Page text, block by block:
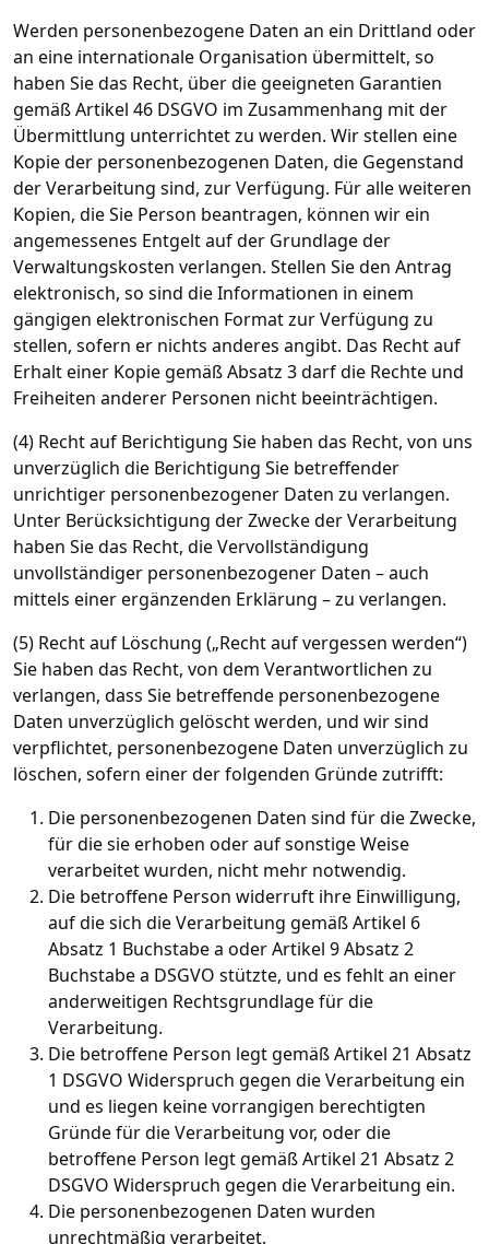
Werden personenbezogene Daten an ein Drittland oder
an eine internationale Organisation übermittelt, so
haben Sie das Recht, über die geeigneten Garantien
gemäß Artikel 46 DSGVO im Zusammenhang mit der
Übermittlung unterrichtet zu werden. Wir stellen eine
Kopie der personenbezogenen Daten, die Gegenstand
der Verarbeitung sind, zur Verfügung. Für alle weiteren
Kopien, die Sie Person beantragen, können wir ein
angemessenes Entgelt auf der Grundlage der
Verwaltungskosten verlangen. Stellen Sie den Antrag
elektronisch, so sind die Informationen in einem
gängigen elektronischen Format zur Verfügung zu
stellen, sofern er nichts anderes angibt. Das Recht auf
Erhalt einer Kopie gemäß Absatz 3 darf die Rechte und
Freiheiten anderer Personen nicht beeinträchtigen.
(4) Recht auf Berichtigung Sie haben das Recht, von uns
unverzüglich die Berichtigung Sie betreffender
unrichtiger personenbezogener Daten zu verlangen.
Unter Berücksichtigung der Zwecke der Verarbeitung
haben Sie das Recht, die Vervollständigung
unvollständiger personenbezogener Daten – auch
mittels einer ergänzenden Erklärung – zu verlangen.
(5) Recht auf Löschung („Recht auf vergessen werden“)
Sie haben das Recht, von dem Verantwortlichen zu
verlangen, dass Sie betreffende personenbezogene
Daten unverzüglich gelöscht werden, und wir sind
verpflichtet, personenbezogene Daten unverzüglich zu
löschen, sofern einer der folgenden Gründe zutrifft:
Die personenbezogenen Daten sind für die Zwecke,
für die sie erhoben oder auf sonstige Weise
verarbeitet wurden, nicht mehr notwendig.
Die betroffene Person widerruft ihre Einwilligung,
auf die sich die Verarbeitung gemäß Artikel 6
Absatz 1 Buchstabe a oder Artikel 9 Absatz 2
Buchstabe a DSGVO stützte, und es fehlt an einer
anderweitigen Rechtsgrundlage für die
Verarbeitung.
Die betroffene Person legt gemäß Artikel 21 Absatz
1 DSGVO Widerspruch gegen die Verarbeitung ein
und es liegen keine vorrangigen berechtigten
Gründe für die Verarbeitung vor, oder die
betroffene Person legt gemäß Artikel 21 Absatz 2
DSGVO Widerspruch gegen die Verarbeitung ein.
Die personenbezogenen Daten wurden
unrechtmäßig verarbeitet.